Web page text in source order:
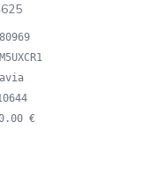
M5UXCR1
€